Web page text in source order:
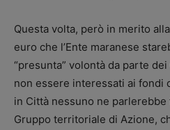
Questa volta, però in merito
euro che l’Ente maranese
“presunta” volontà da parte
non essere interessati ai fondi
in Città nessuno ne
Gruppo territoriale di Azione,